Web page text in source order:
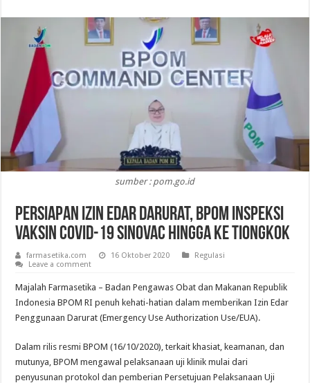
sumber : pom.go.id
Persiapan Izin Edar Darurat, BPOM Inspeksi
Vaksin COVID-19 Sinovac Hingga Ke Tiongkok
farmasetika.com 16 Oktober 2020
Regulasi
Leave a comment
Majalah Farmasetika – Badan Pengawas Obat dan Makanan Republik
Indonesia BPOM RI penuh kehati-hatian dalam memberikan Izin Edar
Penggunaan Darurat (Emergency Use Authorization Use/EUA).
Dalam rilis resmi BPOM (16/10/2020), terkait khasiat, keamanan, dan
mutunya, BPOM mengawal pelaksanaan uji klinik mulai dari
penyusunan protokol dan pemberian Persetujuan Pelaksanaan Uji